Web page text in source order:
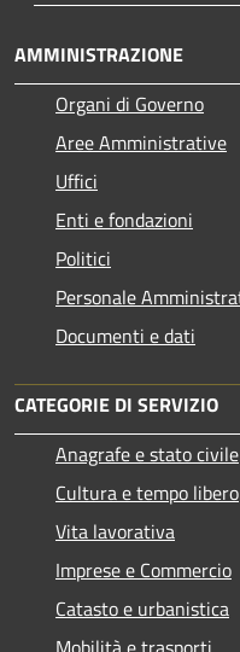
AMMINISTRAZIONE
Organi di Governo
Aree Amministrative
Uffici
Enti e fondazioni
Politici
Personale
Documenti e dati
CATEGORIE DI SERVIZIO
Anagrafe e stato civile
Cultura e tempo libero
Vita lavorativa
Imprese e Commercio
Catasto e urbanistica